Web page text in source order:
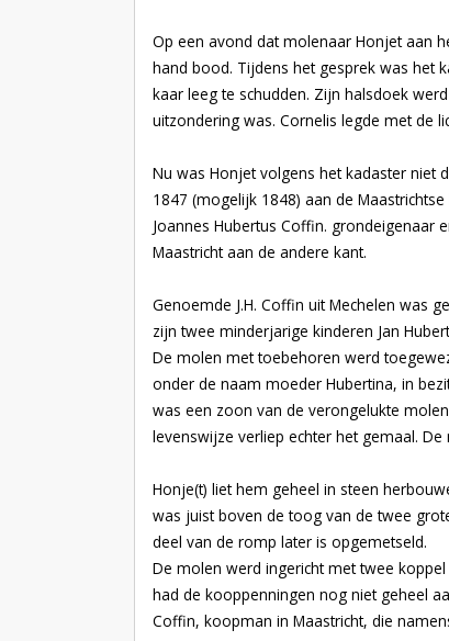
Op een avond dat molenaar Honjet aan
hand bood. Tijdens het gesprek was het
kaar leeg te schudden. Zijn halsdoek
uitzondering was. Cornelis legde met de
Nu was Honjet volgens het kadaster niet
1847 (mogelijk 1848) aan de
Joannes Hubertus Coffin. grondeigenaar
Maastricht aan de andere kant.
Genoemde J.H. Coffin uit Mechelen was
zijn twee minderjarige kinderen Jan
De molen met toebehoren werd
onder de naam moeder Hubertina, in
was een zoon van de verongelukte
levenswijze verliep echter het gemaal.
Honje(t) liet hem geheel in steen
was juist boven de toog van de twee
deel van de romp later is opgemetseld.
De molen werd ingericht met twee
had de kooppenningen nog niet geheel
Coffin, koopman in Maastricht, die